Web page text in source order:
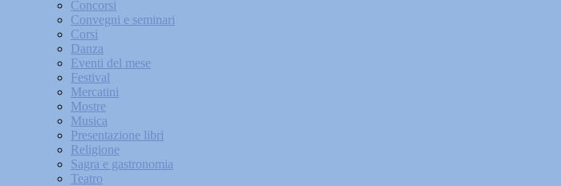
Concorsi
Convegni e seminari
Corsi
Danza
Eventi del mese
Festival
Mercatini
Mostre
Musica
Presentazione libri
Religione
Sagra e gastronomia
Teatro